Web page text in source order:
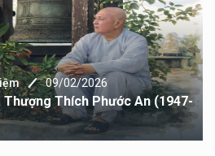
09/02/2026
Thích Phước An (1947-